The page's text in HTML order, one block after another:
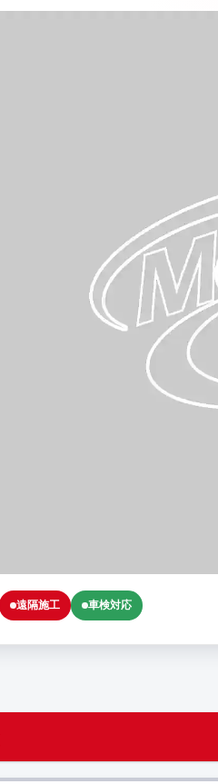
遠隔施工 車検対応